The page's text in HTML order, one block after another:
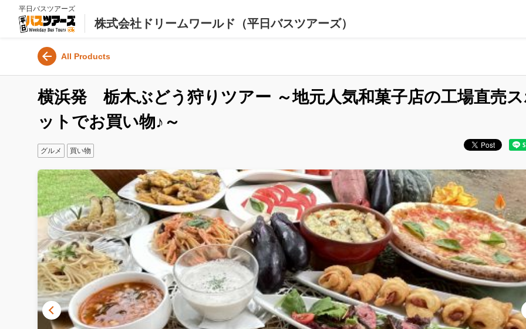
平日バスツアーズ
株式会社ドリームワールド（平日バスツアーズ）
All Products
横浜発 栃木ぶどう狩りツアー ～地元人気和菓子店の工場直売
ットでお買い物♪～
グルメ 買い物